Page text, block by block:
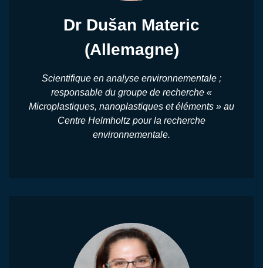
Dr Dušan Materic
(Allemagne)
Scientifique en analyse environnementale ;
responsable du groupe de recherche «
Microplastiques, nanoplastiques et éléments » au
Centre Helmholtz pour la recherche
environnementale.